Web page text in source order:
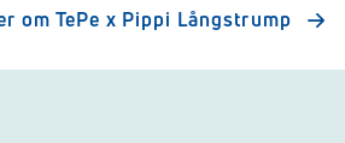
om TePe x Pippi Långstrump